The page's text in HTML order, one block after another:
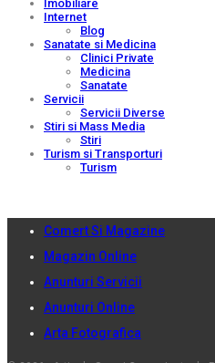
Imobiliare
Internet
Blog
Sanatate si Medicina
Clinici Private
Medicina
Sanatate
Servicii
Servicii Diverse
Stiri si Mass Media
Stiri
Turism si Transporturi
Turism
Comert Si Magazine
Magazin Online
Anunturi Servicii
Anunturi Online
Arta Fotografica